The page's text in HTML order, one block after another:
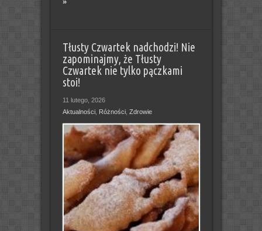
Tłusty Czwartek nadchodzi! Nie
zapominajmy, że Tłusty
Czwartek nie tylko pączkami
stoi!
11 lutego, 2026
Aktualności, Różności, Zdrowie